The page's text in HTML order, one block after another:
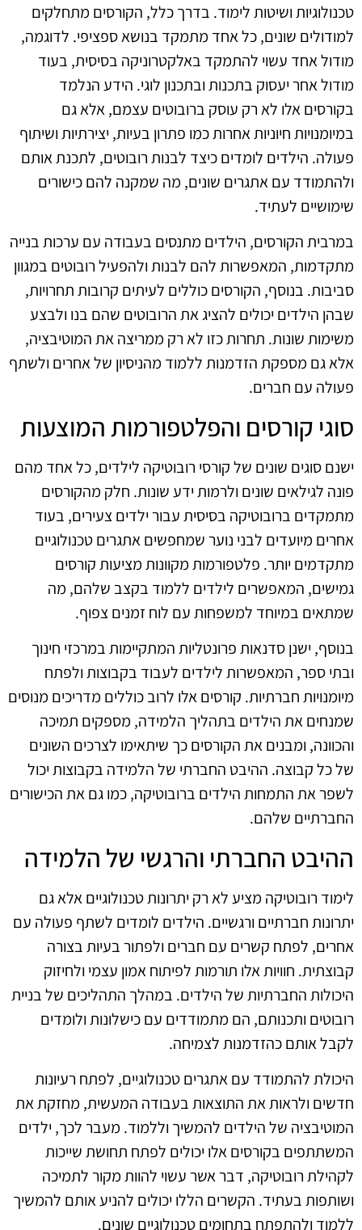
טכנולוגיות ושיטות לימוד. בדרך כלל, הקורסים מתחלקים
למודולים שונים, כל אחד מתמקד בנושא ספציפי. לדוגמה,
מודול אחד עשוי להתמקד באלקטרוניקה בסיסית, בעוד
מודול אחר יעסוק בתכנות ובתכנון לוגי. הידע הנלמד
בקורסים אלו לא רק עוסק ברובוטים עצמם, אלא גם
במיומנויות חיוניות אחרות כמו פתרון בעיות, יצירתיות ושיתוף
פעולה. הילדים לומדים כיצד לבנות רובוטים, לתכנת אותם
ולהתמודד עם אתגרים שונים, מה שמקנה להם כישורים
שימושיים לעתיד.
במרבית הקורסים, הילדים מתנסים בעבודה עם ערכות בנייה
מתקדמות, המאפשרות להם לבנות ולהפעיל רובוטים במגוון
סביבות. בנוסף, הקורסים כוללים לעיתים קרובות תחרויות,
שבהן הילדים יכולים להציג את הרובוטים שהם בנו ולבצע
משימות שונות. תחרות כזו לא רק ממריצה את המוטיבציה,
אלא גם מספקת הזדמנות ללמוד מהניסיון של אחרים ולשתף
פעולה עם חברים.
סוגי קורסים והפלטפורמות המוצעות
ישנם סוגים שונים של קורסי רובוטיקה לילדים, כל אחד מהם
פונה לגילאים שונים ולרמות ידע שונות. חלק מהקורסים
מתמקדים ברובוטיקה בסיסית עבור ילדים צעירים, בעוד
אחרים מיועדים לבני נוער שמחפשים אתגרים טכנולוגיים
מתקדמים יותר. פלטפורמות מקוונות מציעות קורסים
גמישים, המאפשרים לילדים ללמוד בקצב שלהם, מה
שמתאים במיוחד למשפחות עם לוח זמנים צפוף.
בנוסף, ישנן סדנאות פרונטליות המתקיימות במרכזי חינוך
ובתי ספר, המאפשרות לילדים לעבוד בקבוצות ולפתח
מיומנויות חברתיות. קורסים אלו לרוב כוללים מדריכים מנוסים
שמנחים את הילדים בתהליך הלמידה, מספקים תמיכה
והכוונה, ומבנים את הקורסים כך שיתאימו לצרכים השונים
של כל קבוצה. ההיבט החברתי של הלמידה בקבוצות יכול
לשפר את התמחות הילדים ברובוטיקה, כמו גם את הכישורים
החברתיים שלהם.
ההיבט החברתי והרגשי של הלמידה
לימוד רובוטיקה מציע לא רק יתרונות טכנולוגיים אלא גם
יתרונות חברתיים ורגשיים. הילדים לומדים לשתף פעולה עם
אחרים, לפתח קשרים עם חברים ולפתור בעיות בצורה
קבוצתית. חוויות אלו תורמות לפיתוח אמון עצמי ולחיזוק
היכולות החברתיות של הילדים. במהלך התהליכים של בניית
רובוטים ותכנותם, הם מתמודדים עם כישלונות ולומדים
לקבל אותם כהזדמנות לצמיחה.
היכולת להתמודד עם אתגרים טכנולוגיים, לפתח רעיונות
חדשים ולראות את התוצאות בעבודה המעשית, מחזקת את
המוטיבציה של הילדים להמשיך וללמוד. מעבר לכך, ילדים
המשתתפים בקורסים אלו יכולים לפתח תחושת שייכות
לקהילת רובוטיקה, דבר אשר עשוי להוות מקור לתמיכה
ושותפות בעתיד. הקשרים הללו יכולים להניע אותם להמשיך
ללמוד ולהתפתח בתחומים טכנולוגיים שונים.